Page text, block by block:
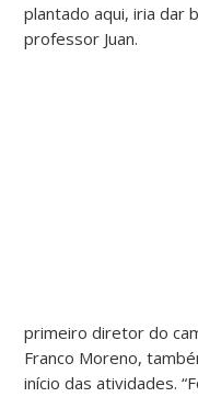
plantado aqui, iria dar
professor Juan.
primeiro diretor do
Franco Moreno,
início das atividades.